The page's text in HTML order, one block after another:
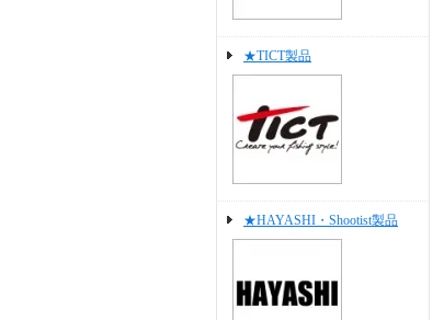
★TICT製品
★HAYASHI・Shootist製品